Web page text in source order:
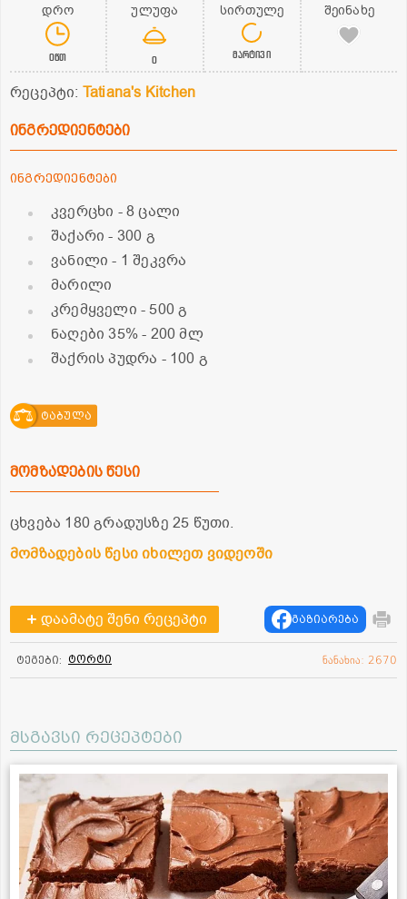
დრო
0წთ
ულუფა
0
სირთულე
მარტივი
შეინახე
რეცეპტი: Tatiana's Kitchen
ინგრედიენტები
ინგრედიენტები
კვერცხი - 8 ცალი
შაქარი- 300 გ
ვანილი- 1 შეკვრა
მარილი
კრემყველი - 500 გ
ნაღები 35%- 200 მლ
შაქრის პუდრა - 100 გ
ტაბულა
მომზადების წესი
ცხვება 180 გრადუსზე 25 წუთი.
მომზადების წესი იხილეთ ვიდეოში
დაამატე შენი რეცეპტი გაზიარება
ტეგები: ტორტი ნანახია: 2670
მსგავსი რეცეპტები